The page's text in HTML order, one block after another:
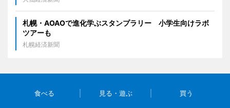
札幌・AOAOで進化学ぶスタンプラリー 小学生向けラボ
ツアーも
札幌経済新聞
食べる 見る・遊ぶ 買う